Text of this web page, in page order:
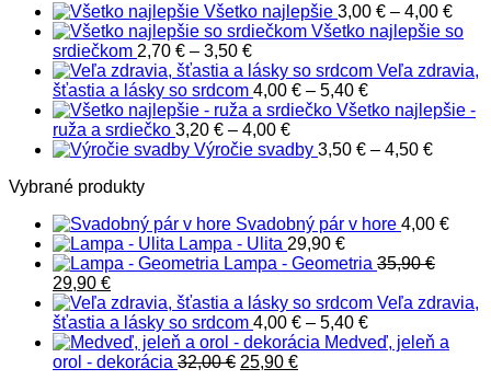
Všetko najlepšie 3,00 € – 4,00 €Price
Všetko najlepšie so
srdiečkom 2,70 € – 3,50 €Price
range:
2,70 €
through
3,50 €
Veľa zdravia,
šťastia a lásky so srdcom 4,00 € – 5,40 €Price
range:
through
Všetko najlepšie -
ruža a srdiečko 3,20 € – 4,00 €Price
range:
Výročie svadby 3,50 € – 4,50 €Price
4,50 €
Vybrané produkty
Svadobný pár v hore 4,00 €
Lampa - Ulita 29,90 €
Lampa - Geometria 35,90€
Pôvodná
cena
bola:
35,90 €.
29,90 €Aktuálna
cena
je:
29,90 €.
Veľa zdravia,
šťastia a lásky so srdcom 4,00 € – 5,40 €Price
range:
Medveď, jeleň a
orol - dekorácia 32,00€ Pôvodná
25,90 €Aktuálna